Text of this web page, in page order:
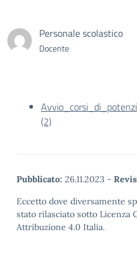
Personale scolastico
Docente
(2)
Pubblicato: 26.11.2023 -
Eccetto dove diversamente
stato rilasciato sotto Licenza
Attribuzione 4.0 Italia.